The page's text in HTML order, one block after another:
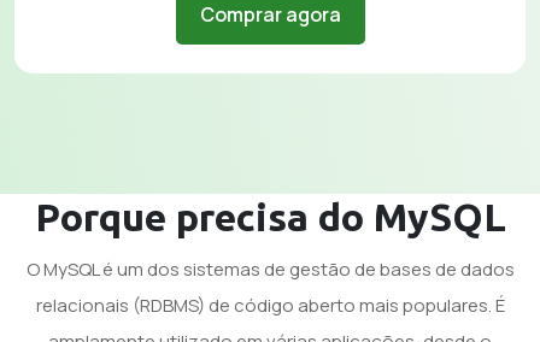
Comprar agora
Porque precisa do MySQL
O MySQL é um dos sistemas de gestão de bases de dados
relacionais (RDBMS) de código aberto mais populares. É